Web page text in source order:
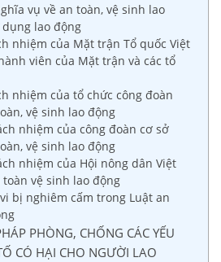
vụ về an toàn, vệ sinh lao
lao động
nhiệm của Mặt trận Tổ quốc Việt
viên của Mặt trận và các tổ
nhiệm của tổ chức công đoàn
vệ sinh lao động
nhiệm của công đoàn cơ sở
vệ sinh lao động
nhiệm của Hội nông dân Việt
vệ sinh lao động
bị nghiêm cấm trong Luật an
PHÒNG, CHỐNG CÁC YẾU
CÓ HẠI CHO NGƯỜI LAO